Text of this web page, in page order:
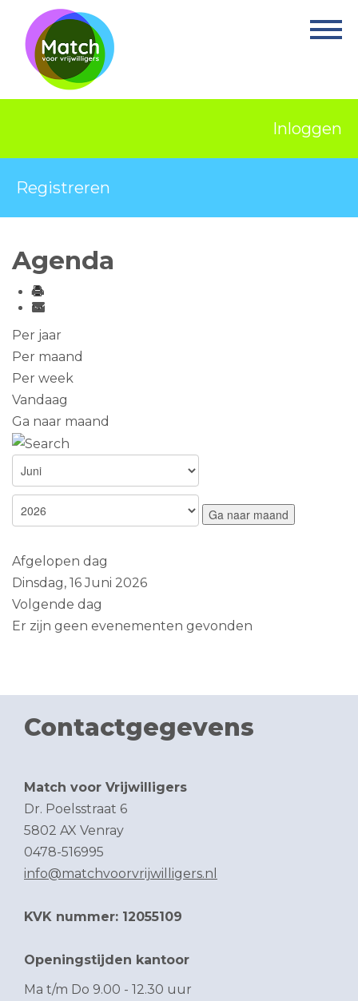
Home
Activiteiten
Projecten
Over Match
Vrijwilligerswerk
Inloggen
Registreren
Agenda
Per jaar
Per maand
Per week
Vandaag
Ga naar maand
Ga naar maand
Afgelopen dag
Dinsdag, 16 Juni 2026
Volgende dag
Er zijn geen evenementen gevonden
Contactgegevens
Match voor Vrijwilligers
Dr. Poelsstraat 6
5802 AX Venray
0478-516995
info@matchvoorvrijwilligers.nl
KVK nummer: 12055109
Openingstijden kantoor
Ma t/m Do 9.00 - 12.30 uur